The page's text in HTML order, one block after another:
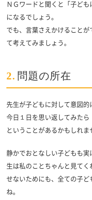
ＮＧワードと聞くと「子ど
になるでしょう。
でも、言葉さえかけること
て考えてみましょう。
2. 問題の所在
先生が子どもに対して意図
今日１日を思い返してみたら
ということがあるかもしれま
静かでおとなしい子どもも
生は私のことちゃんと見て
せないためにも、全ての子
ね。